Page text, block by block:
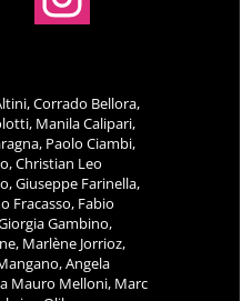
Corrado Bellora,
Manila Calipari,
Paolo Ciambi,
Christian Leo
Giuseppe Farinella,
Fracasso, Fabio
Gambino,
Marlène Jorrioz,
Angela
Mauro Melloni, Marc